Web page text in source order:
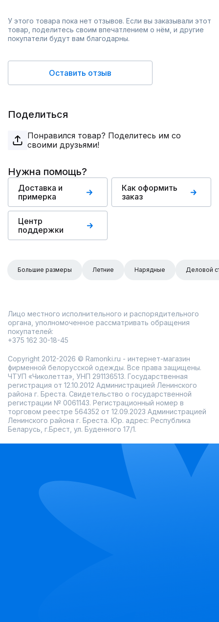
У этого товара пока нет отзывов. Если вы заказывали этот
товар, поделитесь своим впечатлением о нём, и другие
покупатели будут вам благодарны.
Оставить отзыв
Поделиться
Понравился товар? Поделитесь им со
своими друзьями!
Нужна помощь?
Доставка и
примерка
Как оформить
заказ
Центр
поддержки
Большие размеры Летние Нарядные Деловой
Лицо местного исполнительного и распорядительного
органа, уполномоченное рассматривать обращения
покупателей:
+375 162 30-18-45
Copyright 2012-2026 © Ramonki.ru - интернет-магазин
фирменной белорусской одежды. Все права защищены.
ЧТУП «Чиколетта», УНП 291136513. Государственная
регистрация от 12.10.2012 Администрацией Ленинского
района г. Бреста. Свидетельство о государственной
регистрации № 0061143. Регистрационный номер в
торговом реестре 564352 от 12.09.2023 Администрацией
Ленинского района г. Бреста. Юр. адрес: Республика
Беларусь, г.Брест, ул. Буденного 17/1.